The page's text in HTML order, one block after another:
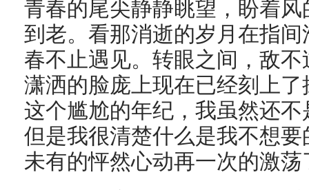
青春的尾尖静静眺望，盼着
到老。看那消逝的岁月在指
春不止遇见。转眼之间，敌
潇洒的脸庞上现在已经刻上
这个尴尬的年纪，我虽然还
但是我很清楚什么是我不想
未有的怦然心动再一次的激荡